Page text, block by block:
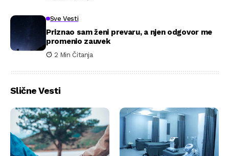
Sve Vesti
Priznao sam ženi prevaru, a njen odgovor me
promenio zauvek
2 Min Čitanja
Slične Vesti